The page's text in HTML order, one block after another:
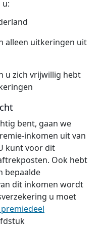
alleen uitkeringen uit
u zich vrijwillig hebt
bent, gaan we
inkomen uit van
kunt voor dit
Ook hebt
bepaalde
dit inkomen wordt
u moet